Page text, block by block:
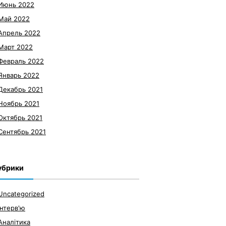
2022
2022
2022
2022
2022
2022
2021
2021
2021
2021